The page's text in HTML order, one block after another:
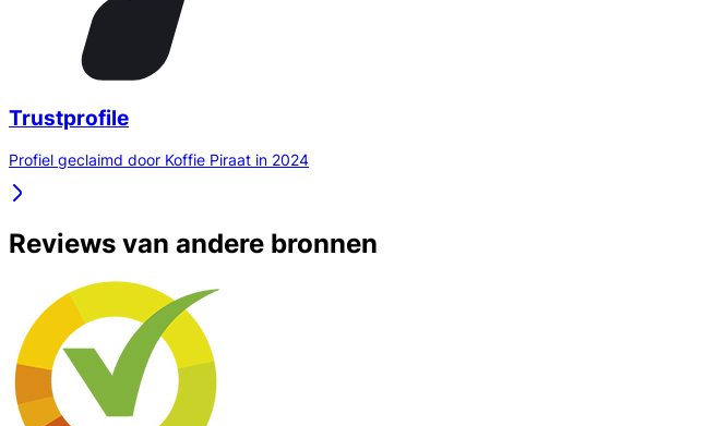
Trustprofile
Profiel geclaimd door Koffie Piraat in 2024
Reviews van andere bronnen